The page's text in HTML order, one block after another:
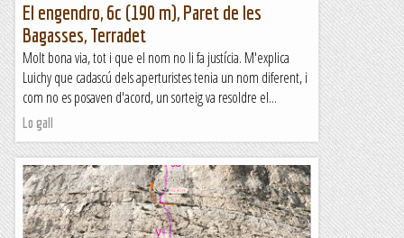
El engendro, 6c (190 m), Paret de les
Bagasses, Terradet
Molt bona via, tot i que el nom no li fa justícia. M'explica
Luichy que cadascú dels aperturistes tenia un nom diferent, i
com no es posaven d'acord, un sorteig va resoldre el...
Lo gall